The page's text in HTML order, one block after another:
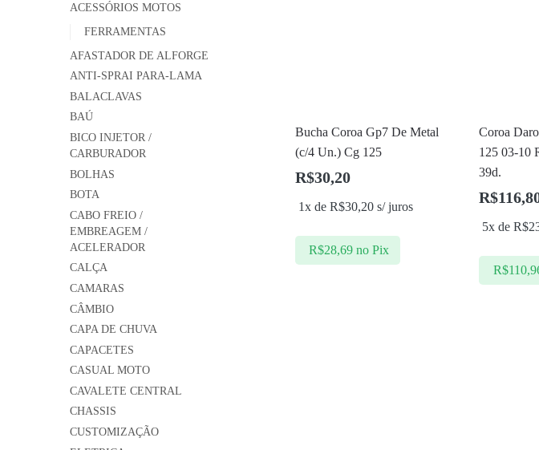
Bucha Coroa Gp7 De Metal
(c/4 Un.) Cg 125
R$30,20
1x de R$30,20s/ juros
R$28,69 no Pix
Coroa
125 03-10
39d.
R$
5x deR$
R$
ACESSÓRIOS MOTOS
FERRAMENTAS
AFASTADOR DE ALFORGE
ANTI-SPRAI PARA-LAMA
BALACLAVAS
BAÚ
BICO INJETOR /
CARBURADOR
BOLHAS
BOTA
CABO FREIO /
EMBREAGEM /
ACELERADOR
CALÇA
CAMARAS
CÂMBIO
CAPA DE CHUVA
CAPACETES
CASUAL MOTO
CAVALETE CENTRAL
CHASSIS
CUSTOMIZAÇÃO